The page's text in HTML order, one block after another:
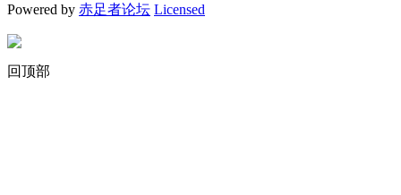
Powered by 赤足者论坛 Licensed
回顶部